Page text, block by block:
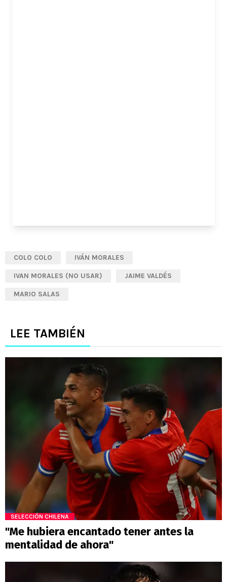
COLO COLO IVÁN MORALES
IVAN MORALES (NO USAR) JAIME VALDÉS
MARIO SALAS
LEE TAMBIÉN
SELECCIÓN CHILENA
"Me hubiera encantado tener antes la
mentalidad de ahora"